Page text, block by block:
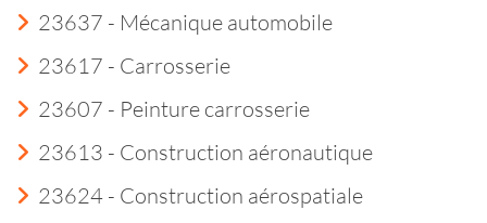
23637 - Mécanique automobile
23617 - Carrosserie
23607 - Peinture carrosserie
23613 - Construction aéronautique
23624 - Construction aérospatiale